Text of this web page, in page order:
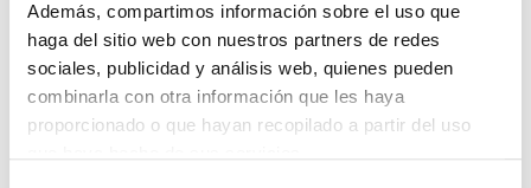
Además, compartimos información sobre el uso que
haga del sitio web con nuestros partners de redes
sociales, publicidad y análisis web, quienes pueden
combinarla con otra información que les haya
proporcionado o que hayan recopilado a partir del uso
PREMIOS DE LA REAL ACADEMIA DE MEDICINA DE GALICIA
2026
31/07/2026
CARTA DEL PRESIDENTE DE MUTUAL MÉDICA SOBRE LA
REFORMA DE LAS MUTUALIDADES ALTERNATIVAS Y LA
PASARELA AL RETA